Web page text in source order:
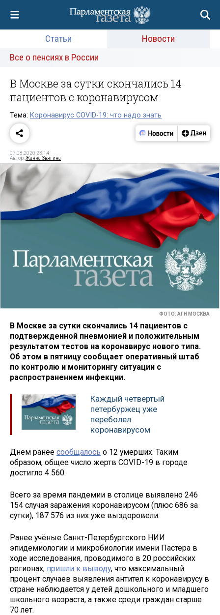
Статьи
Новости
Все о пенсиях в России
В Москве за сутки скончались 14
пациентов с коронавирусом
Тема: Коронавирус COVID-19: что надо знать
07.08.2020 23:14
Автор:Жанна Звягина
ФОТО: АГН МОСКВА
В Москве за сутки скончались 14 пациентов с
подтвержденной пневмонией и положительным
результатом тестов на коронавирус нового типа.
Об этом в пятницу сообщает оперативный штаб
по контролю и мониторингу ситуации с
распространением инфекции.
Каждый четвертый
петербуржец уже
переболел
коронавирусом
Днем ранее сообщалось о 12 умерших. Таким
образом, общее число жертв COVID-19 в городе
достигло 4 560.
Всего за время пандемии в столице выявлено 246
154 случая заражения коронавирусом (плюс 686 за
сутки), 187 576 из них уже выздоровели.
Ранее учёные Санкт-Петербургского НИИ
эпидемиологии и микробиологии имени Пастера в
ходе исследования, проводимого в 20 российских
регионах, пришли к выводу, что максимальный
процент случаев выявления антител к коронавирусу в
стране наблюдается у детей дошкольного и младшего
школьного возраста, а также среди граждан старше
70 лет.